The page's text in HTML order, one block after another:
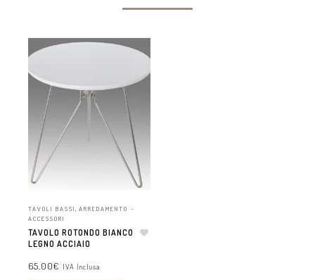
TAVOLI BASSI
ARREDAMENTO -
ACCESSORI
TAVOLO ROTONDO BIANCO
LEGNO ACCIAIO
65,00€ IVA Inclusa